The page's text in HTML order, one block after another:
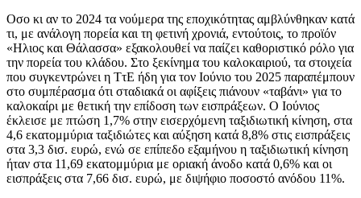
Οσο κι αν το 2024 τα νούμερα της εποχικότητας αμβλύνθηκαν κατά
τι, με ανάλογη πορεία και τη φετινή χρονιά, εντούτοις, το προϊόν
«Ηλιος και Θάλασσα» εξακολουθεί να παίζει καθοριστικό ρόλο για
την πορεία του κλάδου. Στο ξεκίνημα του καλοκαιριού, τα στοιχεία
που συγκεντρώνει η ΤτΕ ήδη για τον Ιούνιο του 2025 παραπέμπουν
στο συμπέρασμα ότι σταδιακά οι αφίξεις πιάνουν «ταβάνι» για το
καλοκαίρι με θετική την επίδοση των εισπράξεων. Ο Ιούνιος
έκλεισε με πτώση 1,7% στην εισερχόμενη ταξιδιωτική κίνηση, στα
4,6 εκατομμύρια ταξιδιώτες και αύξηση κατά 8,8% στις εισπράξεις
στα 3,3 δισ. ευρώ, ενώ σε επίπεδο εξαμήνου η ταξιδιωτική κίνηση
ήταν στα 11,69 εκατομμύρια με οριακή άνοδο κατά 0,6% και οι
εισπράξεις στα 7,66 δισ. ευρώ, με διψήφιο ποσοστό ανόδου 11%.